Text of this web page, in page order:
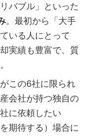
バブル」といった
。最初から「大手
いる人にとって
実績も豊富で、質
がこの6社に限られ
会社が持つ独自の
に依頼したい
期待する）場合に